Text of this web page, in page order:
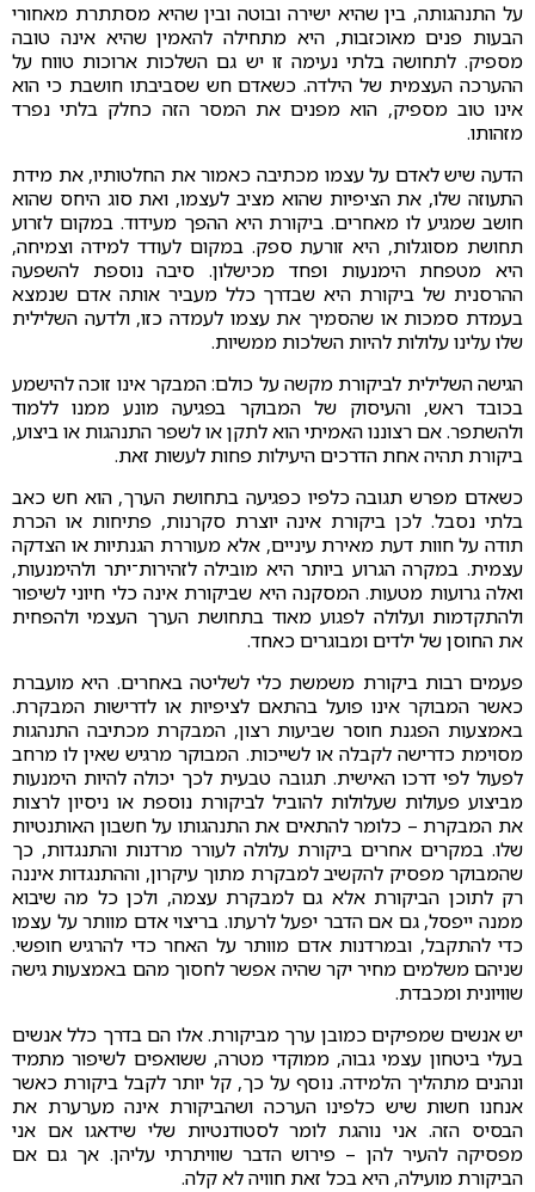
על התנהגותה, בין שהיא ישירה ובוטה ובין שהיא מסתתרת מאחורי
הבעות פנים מאוכזבות, היא מתחילה להאמין שהיא אינה טובה
מספיק. לתחושה בלתי נעימה זו יש גם השלכות ארוכות טווח על
ההערכה העצמית של הילדה. כשאדם חש שסביבתו חושבת כי הוא
אינו טוב מספיק, הוא מפנים את המסר הזה כחלק בלתי נפרד
מזהותו.
הדעה שיש לאדם על עצמו מכתיבה כאמור את החלטותיו, את מידת
התעוזה שלו, את הציפיות שהוא מציב לעצמו, ואת סוג היחס שהוא
חושב שמגיע לו מאחרים. ביקורת היא ההפך מעידוד. במקום לזרוע
תחושת מסוגלות, היא זורעת ספק. במקום לעודד למידה וצמיחה,
היא מטפחת הימנעות ופחד מכישלון. סיבה נוספת להשפעה
ההרסנית של ביקורת היא שבדרך כלל מעביר אותה אדם שנמצא
בעמדת סמכות או שהסמיך את עצמו לעמדה כזו, ולדעה השלילית
שלו עלינו עלולות להיות השלכות ממשיות.
הגישה השלילית לביקורת מקשה על כולם: המבקר אינו זוכה להישמע
בכובד ראש, והעיסוק של המבוקר בפגיעה מונע ממנו ללמוד
ולהשתפר. אם רצוננו האמיתי הוא לתקן או לשפר התנהגות או ביצוע,
ביקורת תהיה אחת הדרכים היעילות פחות לעשות זאת.
כשאדם מפרש תגובה כלפיו כפגיעה בתחושת הערך, הוא חש כאב
בלתי נסבל. לכן ביקורת אינה יוצרת סקרנות, פתיחות או הכרת
תודה על חוות דעת מאירת עיניים, אלא מעוררת הגנתיות או הצדקה
עצמית. במקרה הגרוע ביותר היא מובילה לזהירות־יתר ולהימנעות,
ואלה גרועות מטעות. המסקנה היא שביקורת אינה כלי חיוני לשיפור
ולהתקדמות ועלולה לפגוע מאוד בתחושת הערך העצמי ולהפחית
את החוסן של ילדים ומבוגרים כאחד.
פעמים רבות ביקורת משמשת כלי לשליטה באחרים. היא מועברת
כאשר המבוקר אינו פועל בהתאם לציפיות או לדרישות המבקרת.
באמצעות הפגנת חוסר שביעות רצון, המבקרת מכתיבה התנהגות
מסוימת כדרישה לקבלה או לשייכות. המבוקר מרגיש שאין לו מרחב
לפעול לפי דרכו האישית. תגובה טבעית לכך יכולה להיות הימנעות
מביצוע פעולות שעלולות להוביל לביקורת נוספת או ניסיון לרצות
את המבקרת – כלומר להתאים את התנהגותו על חשבון האותנטיות
שלו. במקרים אחרים ביקורת עלולה לעורר מרדנות והתנגדות, כך
שהמבוקר מפסיק להקשיב למבקרת מתוך עיקרון, וההתנגדות איננה
רק לתוכן הביקורת אלא גם למבקרת עצמה, ולכן כל מה שיבוא
ממנה ייפסל, גם אם הדבר יפעל לרעתו. בריצוי אדם מוותר על עצמו
כדי להתקבל, ובמרדנות אדם מוותר על האחר כדי להרגיש חופשי.
שניהם משלמים מחיר יקר שהיה אפשר לחסוך מהם באמצעות גישה
שוויונית ומכבדת.
יש אנשים שמפיקים כמובן ערך מביקורת. אלו הם בדרך כלל אנשים
בעלי ביטחון עצמי גבוה, ממוקדי מטרה, ששואפים לשיפור מתמיד
ונהנים מתהליך הלמידה. נוסף על כך, קל יותר לקבל ביקורת כאשר
אנחנו חשות שיש כלפינו הערכה ושהביקורת אינה מערערת את
הבסיס הזה. אני נוהגת לומר לסטודנטיות שלי שידאגו אם אני
מפסיקה להעיר להן – פירוש הדבר שוויתרתי עליהן. אך גם אם
הביקורת מועילה, היא בכל זאת חוויה לא קלה.